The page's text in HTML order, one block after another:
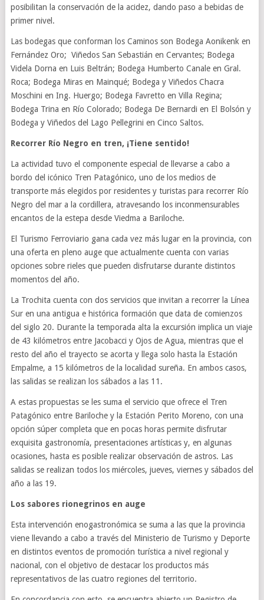
posibilitan la conservación de la acidez, dando paso a bebidas de
primer nivel.
Las bodegas que conforman los Caminos son Bodega Aonikenk en
Fernández Oro; Viñedos San Sebastián en Cervantes; Bodega
Videla Dorna en Luis Beltrán; Bodega Humberto Canale en Gral.
Roca; Bodega Miras en Mainqué; Bodega y Viñedos Chacra
Moschini en Ing. Huergo; Bodega Favretto en Villa Regina;
Bodega Trina en Río Colorado; Bodega De Bernardi en El Bolsón y
Bodega y Viñedos del Lago Pellegrini en Cinco Saltos.
Recorrer Río Negro en tren, ¡Tiene sentido!
La actividad tuvo el componente especial de llevarse a cabo a
bordo del icónico Tren Patagónico, uno de los medios de
transporte más elegidos por residentes y turistas para recorrer Río
Negro del mar a la cordillera, atravesando los inconmensurables
encantos de la estepa desde Viedma a Bariloche.
El Turismo Ferroviario gana cada vez más lugar en la provincia, con
una oferta en pleno auge que actualmente cuenta con varias
opciones sobre rieles que pueden disfrutarse durante distintos
momentos del año.
La Trochita cuenta con dos servicios que invitan a recorrer la Línea
Sur en una antigua e histórica formación que data de comienzos
del siglo 20. Durante la temporada alta la excursión implica un viaje
de 43 kilómetros entre Jacobacci y Ojos de Agua, mientras que el
resto del año el trayecto se acorta y llega solo hasta la Estación
Empalme, a 15 kilómetros de la localidad sureña. En ambos casos,
las salidas se realizan los sábados a las 11.
A estas propuestas se les suma el servicio que ofrece el Tren
Patagónico entre Bariloche y la Estación Perito Moreno, con una
opción súper completa que en pocas horas permite disfrutar
exquisita gastronomía, presentaciones artísticas y, en algunas
ocasiones, hasta es posible realizar observación de astros. Las
salidas se realizan todos los miércoles, jueves, viernes y sábados del
año a las 19.
Los sabores rionegrinos en auge
Esta intervención enogastronómica se suma a las que la provincia
viene llevando a cabo a través del Ministerio de Turismo y Deporte
en distintos eventos de promoción turística a nivel regional y
nacional, con el objetivo de destacar los productos más
representativos de las cuatro regiones del territorio.